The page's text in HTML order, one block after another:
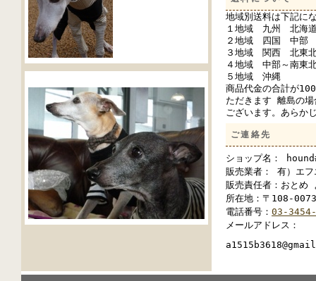
地域別送料は下記に
１地域 九州 北海
２地域 四国 中
３地域 関西 北東
４地域 中部～南東
５地域 沖縄
商品代金の合計が
ただきます 離島の
ございます。あらか
ご連絡先
ショップ名：
販売業者： 有）エフ
販売責任者：おとめ
所在地：〒108-
電話番号： 03-
メールアドレス：